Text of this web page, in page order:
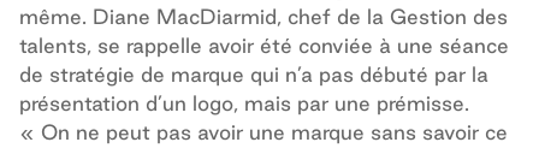
même. Diane MacDiarmid, chef de la Gestion des
talents, se rappelle avoir été conviée à une séance
de stratégie de marque qui n’a pas débuté par la
présentation d’un logo, mais par une prémisse.
« On ne peut pas avoir une marque sans savoir ce